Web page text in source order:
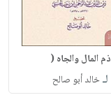
ذم المال والجاه (
لـخالد أبو صالح